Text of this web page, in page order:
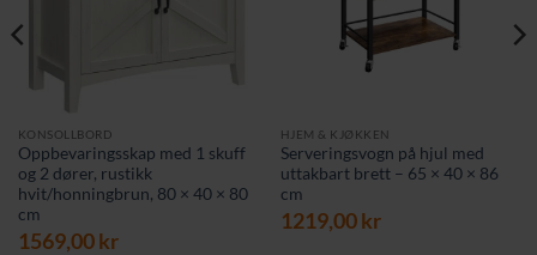
KONSOLLBORD
Oppbevaringsskap med 1 skuff
og 2 dører, rustikk
hvit/honningbrun, 80 × 40 × 80
cm
1569,00kr
HJEM & KJØKKEN
Serveringsvogn på hjul med
uttakbart brett – 65 × 40 × 86
cm
1219,00kr